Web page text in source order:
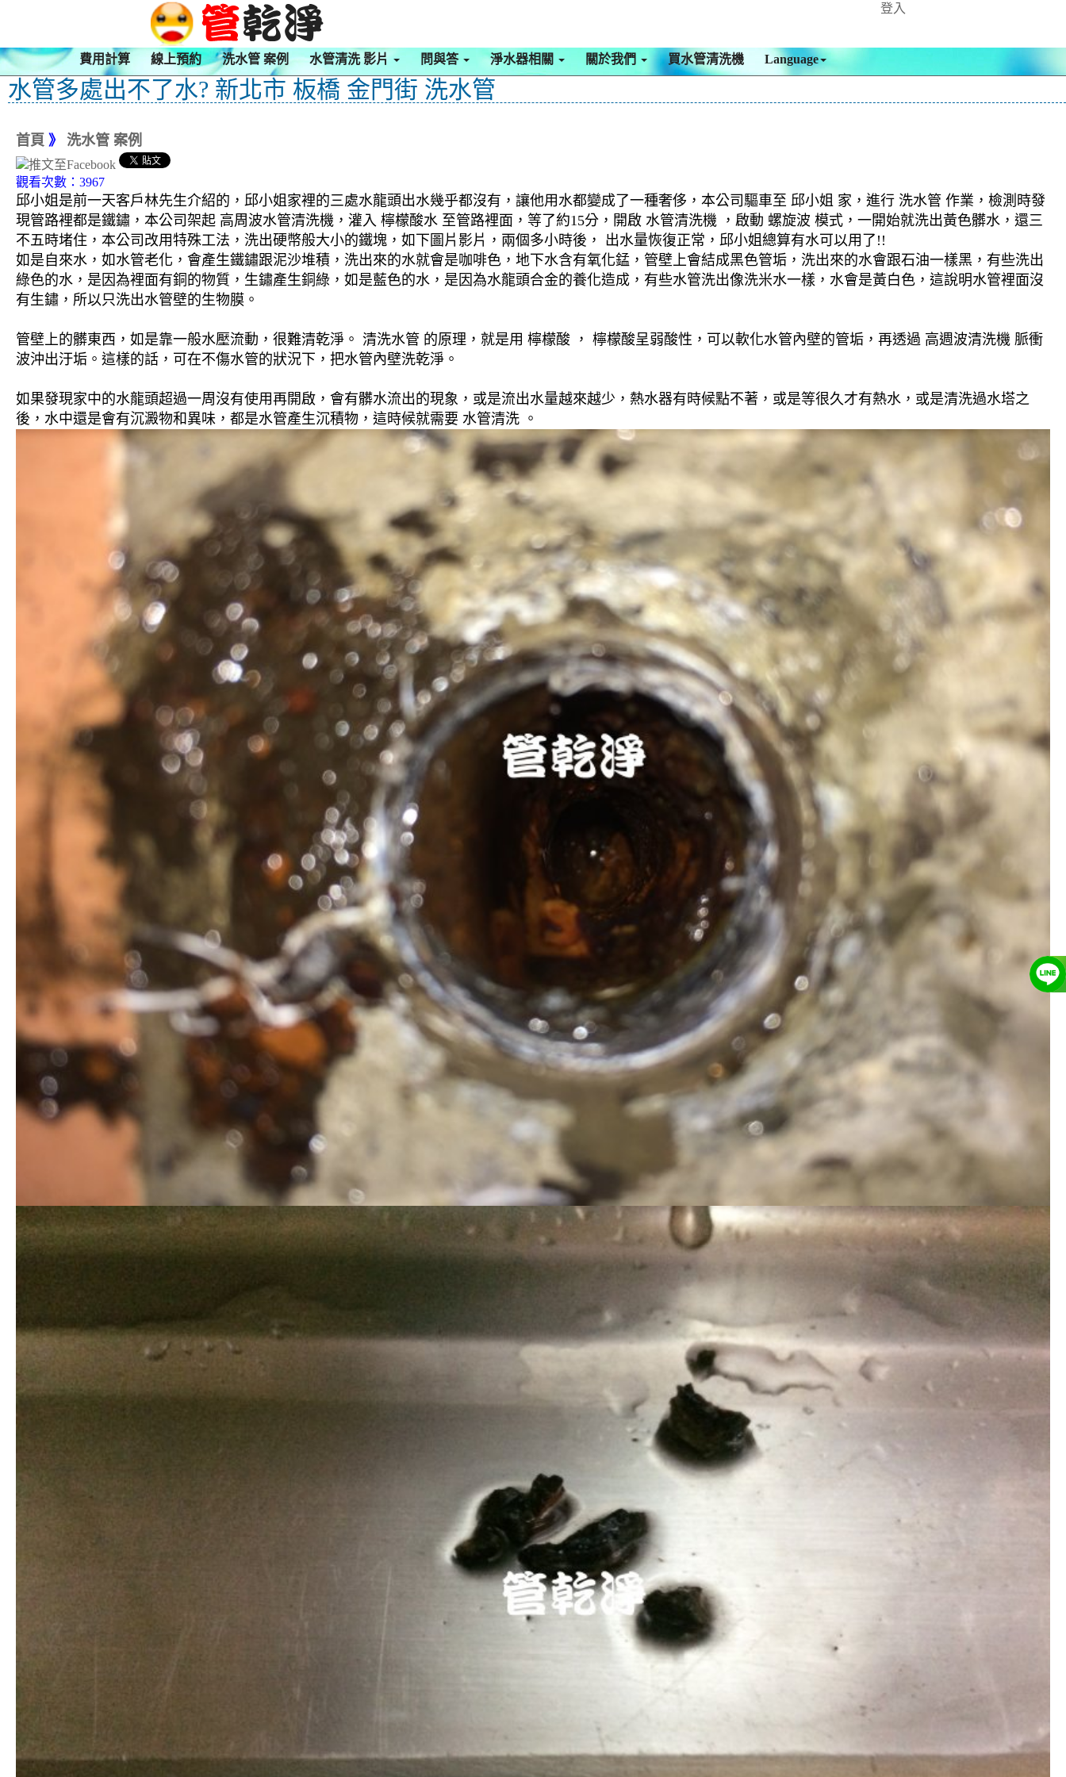
登入
費用計算 線上預約 洗水管 案例 水管清洗 影片 問與答 淨水器相關 關於我們 買水管清洗機 Language
水管多處出不了水? 新北市 板橋 金門街 洗水管
首頁 》 洗水管 案例
觀看次數：3967
邱小姐是前一天客戶林先生介紹的，邱小姐家裡的三處水龍頭出水幾乎都沒有，讓他用水都變成了一種奢侈，本公司驅車至 邱小姐 家，進行 洗水管 作業，檢測時發
現管路裡都是鐵鏽，本公司架起 高周波水管清洗機，灌入 檸檬酸水 至管路裡面，等了約15分，開啟 水管清洗機 ，啟動 螺旋波 模式，一開始就洗出黃色髒水，還三
不五時堵住，本公司改用特殊工法，洗出硬幣般大小的鐵塊，如下圖片影片，兩個多小時後， 出水量恢復正常，邱小姐總算有水可以用了!!
如是自來水，如水管老化，會產生鐵鏽跟泥沙堆積，洗出來的水就會是咖啡色，地下水含有氧化錳，管壁上會結成黑色管垢，洗出來的水會跟石油一樣黑，有些洗出
綠色的水，是因為裡面有銅的物質，生鏽產生銅綠，如是藍色的水，是因為水龍頭合金的養化造成，有些水管洗出像洗米水一樣，水會是黃白色，這說明水管裡面沒
有生鏽，所以只洗出水管壁的生物膜。
管壁上的髒東西，如是靠一般水壓流動，很難清乾淨。 清洗水管 的原理，就是用 檸檬酸 ， 檸檬酸呈弱酸性，可以軟化水管內壁的管垢，再透過 高週波清洗機 脈衝
波沖出汙垢。這樣的話，可在不傷水管的狀況下，把水管內壁洗乾淨。
如果發現家中的水龍頭超過一周沒有使用再開啟，會有髒水流出的現象，或是流出水量越來越少，熱水器有時候點不著，或是等很久才有熱水，或是清洗過水塔之
後，水中還是會有沉澱物和異味，都是水管產生沉積物，這時候就需要 水管清洗 。